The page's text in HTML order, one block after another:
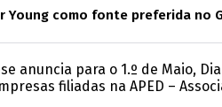
Young como fonte preferida no
anuncia para o 1.º de Maio,
filiadas na APED –